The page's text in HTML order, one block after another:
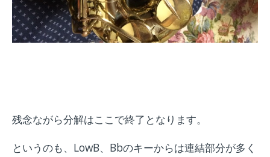
残念ながら分解はここで終了となります。
というのも、LowB、Bbのキーからは連結部分が多く